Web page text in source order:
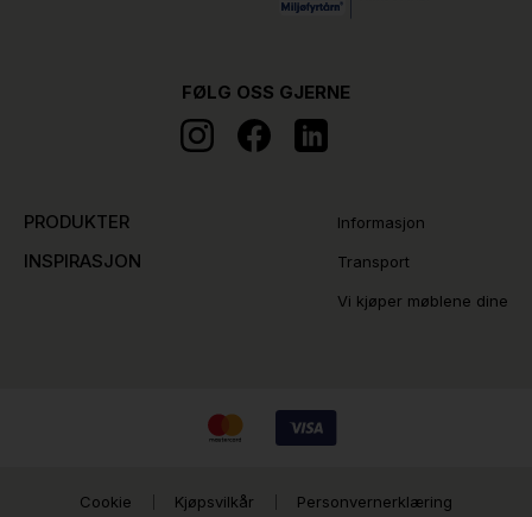
PRODUKTER
INSPIRASJON
Informasjon
Transport
Vi kjøper møblene dine
FØLG OSS GJERNE
Cookie Kjøpsvilkår Personvernerklæring